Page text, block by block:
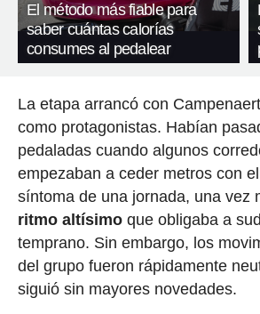
El método más fiable para
saber cuántas calorías
consumes al pedalear
La etapa arrancó con
como protagonistas. Habían
pedaladas cuando algunos
empezaban a ceder metros con
síntoma de una jornada, una vez
ritmo altísimoque obligaba a
temprano. Sin embargo, los
del grupo fueron rápidamente
siguió sin mayores novedades.